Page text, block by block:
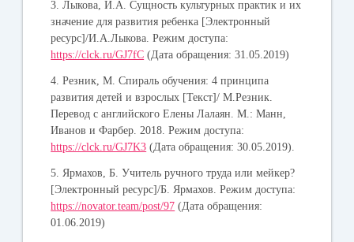
3. Лыкова, И.А. Сущность культурных практик и их
значение для развития ребенка [Электронный
ресурс]/И.А.Лыкова. Режим доступа:
https://clck.ru/GJ7fC (Дата обращения: 31.05.2019)
4. Резник, М. Спираль обучения: 4 принципа
развития детей и взрослых [Текст]/ М.Резник.
Перевод с английского Елены Лалаян.М.: Манн,
Иванов и Фарбер. 2018. Режим доступа:
https://clck.ru/GJ7K3 (Дата обращения: 30.05.2019).
5.Ярмахов, Б.Учитель ручного труда или мейкер?
[Электронный ресурс]/Б. Ярмахов. Режим доступа:
https://novator.team/post/97 (Дата обращения:
01.06.2019)